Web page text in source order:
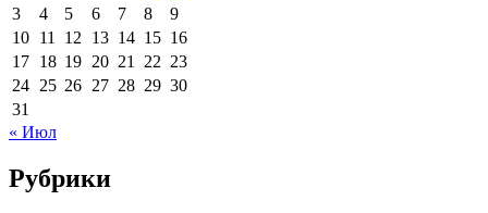
3
4 5 6 7 8
9
10 11 12 13 14 15 16
17 18 19 20 21 22 23
24 25 26 27 28 29 30
31
« Июл
Рубрики